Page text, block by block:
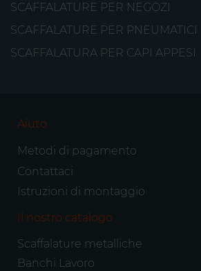
SCAFFALATURE PER NEGOZI
SCAFFALATURE PER PNEUMATICI
SCAFFALATURA PER CAPI APPESI
Aiuto
Metodi di pagamento
Contattaci
Istruzioni di montaggio
Il nostro catalogo
Scaffalature metalliche
Banchi Lavoro